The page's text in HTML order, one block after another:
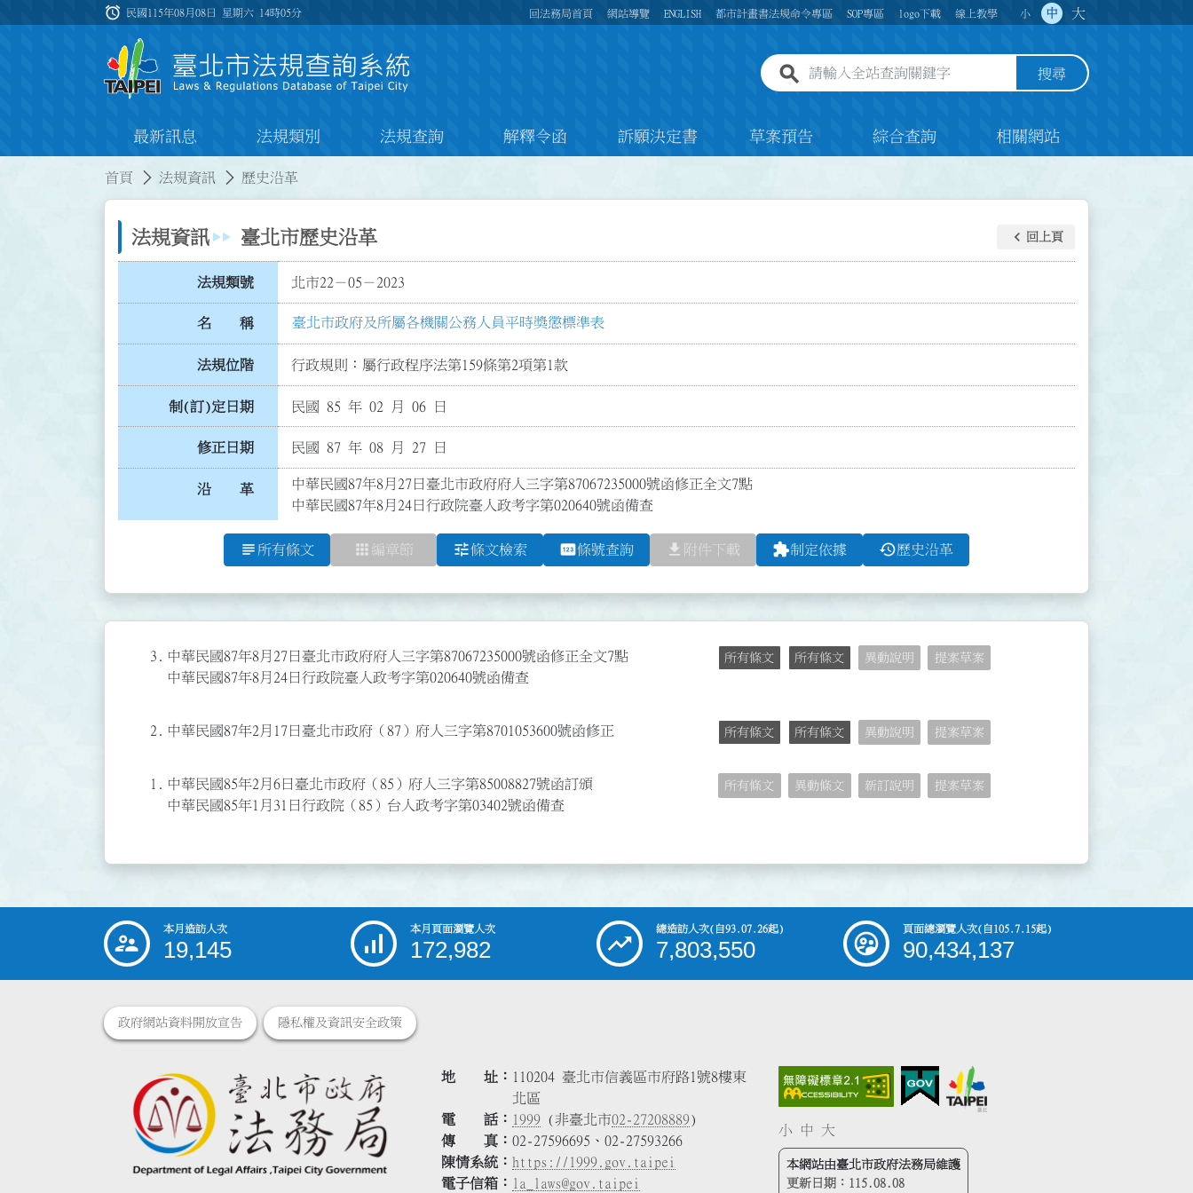
:::
alarm 民國115年08月08日 星期六 14時05分 回法務局首頁 網站導覽 ENGLISH 都市計畫書法規命令專區 SOP專區 logo下載 線上教學 小 中 大
全站查詢關鍵字欄位 搜尋
最新訊息 法規類別 法規查詢 解釋令函 訴願決定書 草案預告 綜合查詢 相關網站
首頁 法規資訊 歷史沿革
法規資訊 臺北市歷史沿革 keyboard_arrow_left 回上頁
法規類號 北市22－05－2023
名 稱 臺北市政府及所屬各機關公務人員平時獎懲標準表
法規位階 行政規則：屬行政程序法第159條第2項第1款
制(訂)定日期 民國 85 年 02 月 06 日
修正日期 民國 87 年 08 月 27 日
沿 革
中華民國87年8月27日臺北市政府府人三字第87067235000號函修正全文7點
中華民國87年8月24日行政院臺人政考字第020640號函備查
subject 所有條文 apps 編章節 tune條文檢索 pin條號查詢 file_download 附件下載 extension制定依據 history歷史沿革
3.
中華民國87年8月27日臺北市政府府人三字第87067235000號函修正全文7點
中華民國87年8月24日行政院臺人政考字第020640號函備查
所有條文 所有條文 異動說明 提案草案
2. 中華民國87年2月17日臺北市政府（87）府人三字第8701053600號函修正 所有條文 所有條文 異動說明 提案草案
1.
中華民國85年2月6日臺北市政府（85）府人三字第85008827號函訂頒
中華民國85年1月31日行政院（85）台人政考字第03402號函備查
所有條文 異動條文 新訂說明 提案草案
::: 本月造訪人次
19,145
本月頁面瀏覽人次
172,982
總造訪人次(自93.07.26起)
7,803,550
頁面總瀏覽人次(自105.7.15起)
90,434,137
政府網站資料開放宣告 隱私權及資訊安全政策
地 址
110204 臺北市信義區市府路1號8樓東
北區
電 話
1999 (非臺北市02-27208889)
傳 真
02-27596695、02-27593266
陳情系統
https://1999.gov.taipei
電子信箱
la_laws@gov.taipei
小 中 大
本網站由臺北市政府法務局維護
更新日期： 115.08.08